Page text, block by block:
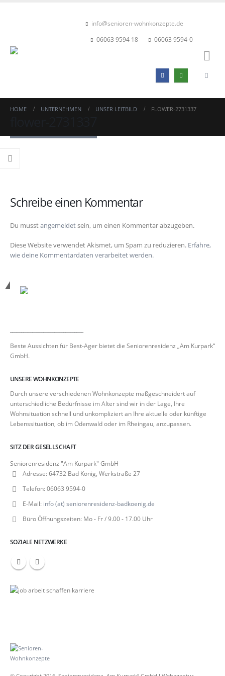
info@senioren-wohnkonzepte.de
06063 9594 18
06063 9594-0
HOME UNTERNEHMEN UNSER LEITBILD FLOWER-2731337
Schreibe einen Kommentar
Du musstangemeldetsein, um einen Kommentar abzugeben.
Diese Website verwendet Akismet, um Spam zu reduzieren. Erfahre,
wie deine Kommentardaten verarbeitet werden.
Beste Aussichten für Best-Ager bietet die Seniorenresidenz „Am Kurpark“
GmbH.
UNSERE WOHNKONZEPTE
Durch unsere verschiedenen Wohnkonzepte maßgeschneidert auf
unterschiedliche Bedürfnisse im Alter sind wir in der Lage, Ihre
Wohnsituation schnell und unkompliziert an Ihre aktuelle oder künftige
Lebenssituation, ob im Odenwald oder im Rheingau, anzupassen.
SITZ DER GESELLSCHAFT
Seniorenresidenz "Am Kurpark" GmbH
Adresse:64732 Bad König, Werkstraße 27
Telefon:06063 9594-0
E-Mail: info (at) seniorenresidenz-badkoenig.de
Büro Öffnungszeiten: Mo - Fr / 9.00 - 17.00 Uhr
SOZIALE NETZWERKE